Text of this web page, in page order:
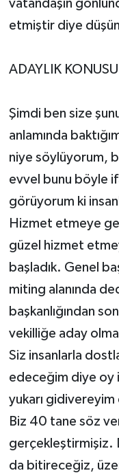
vatandaşın
etmiştir diye
ADAYLIK
Şimdi ben size
anlamında
niye söylüyorum,
evvel bunu böyle
görüyorum ki
Hizmet etmeye
güzel hizmet
başladık. Genel
miting alanında
başkanlığından
vekilliğe aday
Siz insanlarla
edeceğim diye oy
yukarı
Biz 40 tane söz
gerçekleştirmişiz.
da bitireceğiz,